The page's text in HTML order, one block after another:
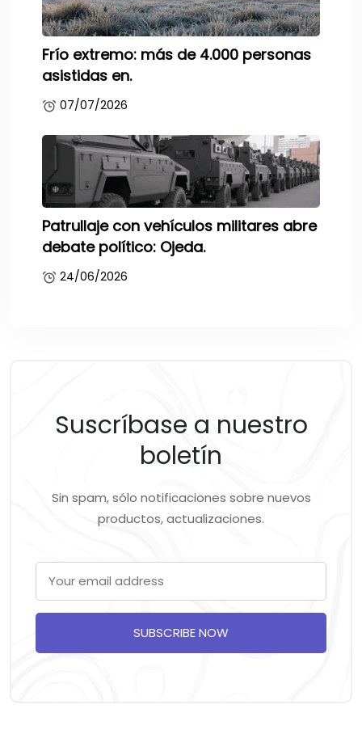
Frío extremo: más de 4.000 personas
asistidas en.
07/07/2026
Patrullaje con vehículos militares abre
debate político: Ojeda.
24/06/2026
Suscríbase a nuestro
boletín
Sin spam, sólo notificaciones sobre nuevos
productos, actualizaciones.
SUBSCRIBE NOW